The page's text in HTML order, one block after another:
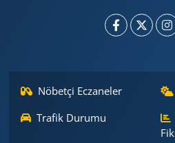
Nöbetçi Eczaneler
Trafik Durumu